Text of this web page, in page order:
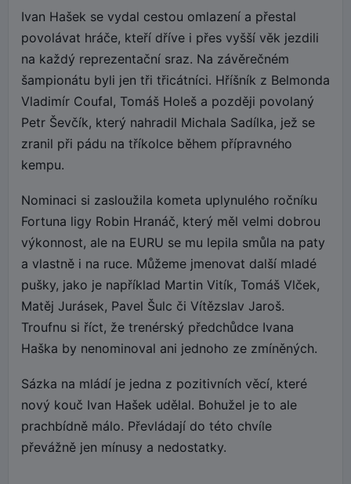
Ivan Hašek se vydal cestou omlazení a přestal
povolávat hráče, kteří dříve i přes vyšší věk jezdili
na každý reprezentační sraz. Na závěrečném
šampionátu byli jen tři třicátníci. Hříšník z Belmonda
Vladimír Coufal, Tomáš Holeš a později povolaný
Petr Ševčík, který nahradil Michala Sadílka, jež se
zranil při pádu na tříkolce během přípravného
kempu.
Nominaci si zasloužila kometa uplynulého ročníku
Fortuna ligy Robin Hranáč, který měl velmi dobrou
výkonnost, ale na EURU se mu lepila smůla na paty
a vlastně i na ruce. Můžeme jmenovat další mladé
pušky, jako je například Martin Vitík, Tomáš Vlček,
Matěj Jurásek, Pavel Šulc či Vítězslav Jaroš.
Troufnu si říct, že trenérský předchůdce Ivana
Haška by nenominoval ani jednoho ze zmíněných.
Sázka na mládí je jedna z pozitivních věcí, které
nový kouč Ivan Hašek udělal. Bohužel je to ale
prachbídně málo. Převládají do této chvíle
převážně jen mínusy a nedostatky.